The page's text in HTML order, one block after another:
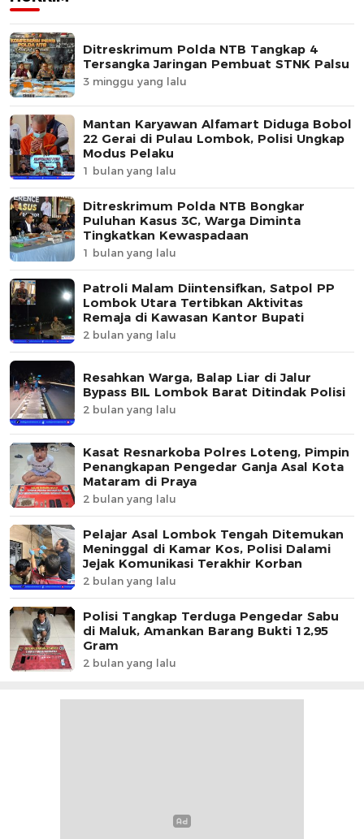
Ditreskrimum Polda NTB Tangkap 4
Tersangka Jaringan Pembuat STNK Palsu
3 minggu yang lalu
Mantan Karyawan Alfamart Diduga Bobol
22 Gerai di Pulau Lombok, Polisi Ungkap
Modus Pelaku
1 bulan yang lalu
Ditreskrimum Polda NTB Bongkar
Puluhan Kasus 3C, Warga Diminta
Tingkatkan Kewaspadaan
1 bulan yang lalu
Patroli Malam Diintensifkan, Satpol PP
Lombok Utara Tertibkan Aktivitas
Remaja di Kawasan Kantor Bupati
2 bulan yang lalu
Resahkan Warga, Balap Liar di Jalur
Bypass BIL Lombok Barat Ditindak Polisi
2 bulan yang lalu
Kasat Resnarkoba Polres Loteng, Pimpin
Penangkapan Pengedar Ganja Asal Kota
Mataram di Praya
2 bulan yang lalu
Pelajar Asal Lombok Tengah Ditemukan
Meninggal di Kamar Kos, Polisi Dalami
Jejak Komunikasi Terakhir Korban
2 bulan yang lalu
Polisi Tangkap Terduga Pengedar Sabu
di Maluk, Amankan Barang Bukti 12,95
Gram
2 bulan yang lalu